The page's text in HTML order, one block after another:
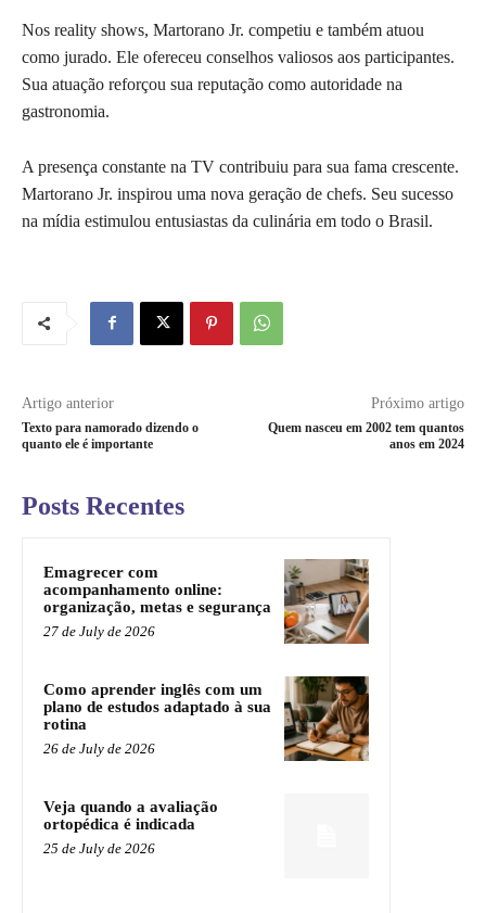
Nos reality shows, Martorano Jr. competiu e também atuou
como jurado. Ele ofereceu conselhos valiosos aos participantes.
Sua atuação reforçou sua reputação como autoridade na
gastronomia.
A presença constante na TV contribuiu para sua fama crescente.
Martorano Jr. inspirou uma nova geração de chefs. Seu sucesso
na mídia estimulou entusiastas da culinária em todo o Brasil.
Artigo anterior
Texto para namorado dizendo o
quanto ele é importante
Próximo artigo
Quem nasceu em 2002 tem quantos
anos em 2024
Posts Recentes
Emagrecer com
acompanhamento online:
organização, metas e segurança
27 de July de 2026
Como aprender inglês com um
plano de estudos adaptado à sua
rotina
26 de July de 2026
Veja quando a avaliação
ortopédica é indicada
25 de July de 2026